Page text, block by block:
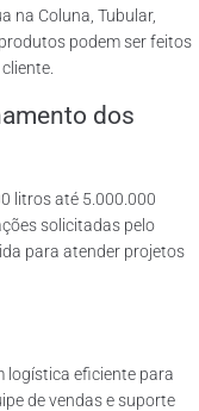
na Coluna, Tubular,
podem ser feitos
dos
litros até 5.000.000
solicitadas pelo
para atender projetos
logística eficiente para
de vendas e suporte